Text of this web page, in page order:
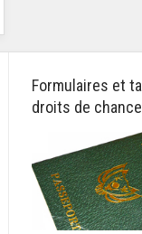
Formulaires et
droits de